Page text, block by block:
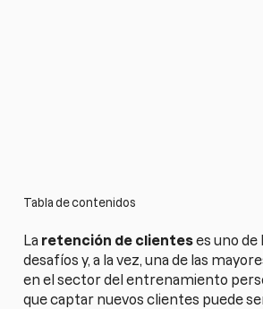
Tabla de contenidos
La retención de clienteses uno de
desafíos y, a la vez, una de las
en el sector del entrenamiento
que captar nuevos clientes puede